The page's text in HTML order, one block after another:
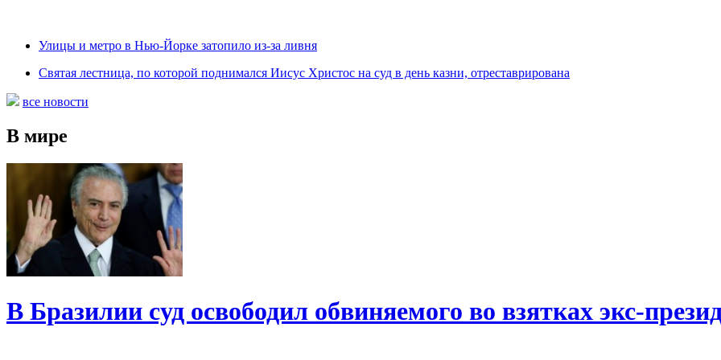
Улицы и метро в Нью-Йорке затопило из-за ливня
Святая лестница, по которой поднимался Иисус Христос на суд в день казни, отреставрирована
все новости
В мире
В Бразилии суд освободил обвиняемого во взятках экс-